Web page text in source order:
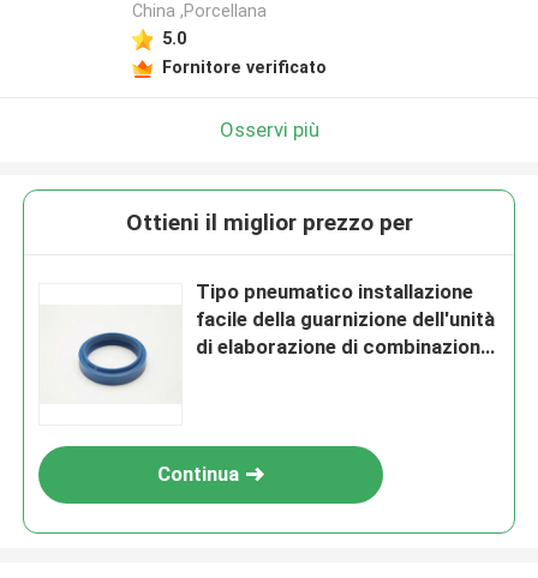
China ,Porcellana
5.0
Fornitore verificato
Osservi più
Ottieni il miglior prezzo per
Tipo pneumatico installazione
facile della guarnizione dell'unità
di elaborazione di combinazione
Continua